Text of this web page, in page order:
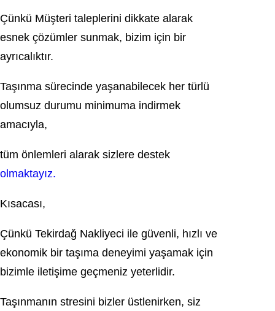
Çünkü Müşteri taleplerini dikkate alarak
esnek çözümler sunmak, bizim için bir
ayrıcalıktır.
Taşınma sürecinde yaşanabilecek her türlü
olumsuz durumu minimuma indirmek
amacıyla,
tüm önlemleri alarak sizlere destek
olmaktayız.
Kısacası,
Çünkü Tekirdağ Nakliyeci ile güvenli, hızlı ve
ekonomik bir taşıma deneyimi yaşamak için
bizimle iletişime geçmeniz yeterlidir.
Taşınmanın stresini bizler üstlenirken, siz